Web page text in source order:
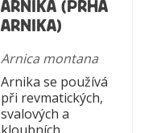
ARNIKA (PRHA
ARNIKA)
Arnica montana
Arnika se používá
při revmatických,
svalových a